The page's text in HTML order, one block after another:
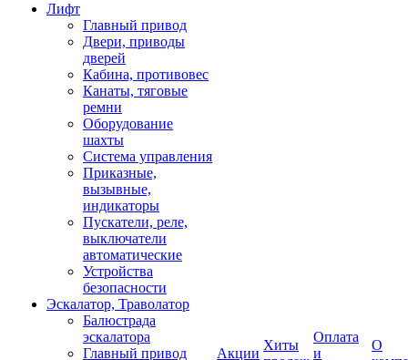
Лифт
Главный привод
Двери, приводы
дверей
Кабина, противовес
Канаты, тяговые
ремни
Оборудование
шахты
Система управления
Приказные,
вызывные,
индикаторы
Пускатели, реле,
выключатели
автоматические
Устройства
безопасности
Эскалатор, Траволатор
Балюстрада
эскалатора
Главный привод
Акции
Хиты
Оплата
и
О